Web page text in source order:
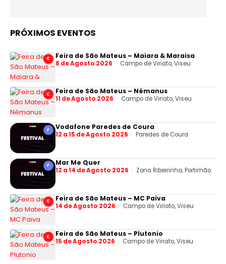
PRÓXIMOS EVENTOS
C Feira de São Mateus – Maiara & Maraisa
8 de Agosto 2026 Campo de Viriato, Viseu
C Feira de São Mateus – Némanus
11 de Agosto 2026 Campo de Viriato, Viseu
F Vodafone Paredes de Coura
12 a 15 de Agosto 2026 Paredes de Coura
F Mar Me Quer
12 a 14 de Agosto 2026 Zona Ribeirinha, Portimão
C Feira de São Mateus – MC Paiva
14 de Agosto 2026 Campo de Viriato, Viseu
C Feira de São Mateus – Plutonio
15 de Agosto 2026 Campo de Viriato, Viseu